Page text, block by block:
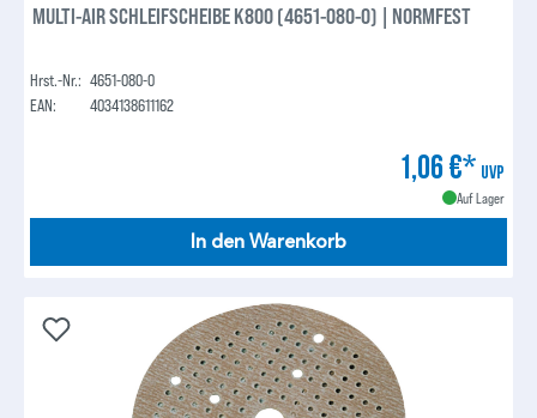
MULTI-AIR SCHLEIFSCHEIBE K800 (4651-080-0) | NORMFEST
Hrst.-Nr.: 4651-080-0
EAN:
4034138611162
1,06 €* UVP
Auf Lager
In den Warenkorb